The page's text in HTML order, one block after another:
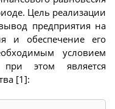
Цель реализации
предприятия на
и обеспечение его
условием
при этом является
[1]: